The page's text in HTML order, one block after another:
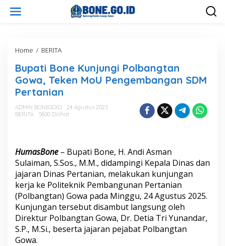
Home / BERITA
p
a
t
i
o
n
j
u
n
g
i
P
o
l
Bupati Bone Kunjungi Polbangtan
Gowa, Teken MoU Pengembangan SDM
Pertanian
ADMIN BONEGOID
24 Agustus 2025
BERITA
5600 Dilihat
HumasBone – Bupati Bone, H. Andi Asman
Sulaiman, S.Sos., M.M., didampingi Kepala Dinas dan
jajaran Dinas Pertanian, melakukan kunjungan
kerja ke Politeknik Pembangunan Pertanian
(Polbangtan) Gowa pada Minggu, 24 Agustus 2025.
Kunjungan tersebut disambut langsung oleh
Direktur Polbangtan Gowa, Dr. Detia Tri Yunandar,
S.P., M.Si., beserta jajaran pejabat Polbangtan
Gowa.